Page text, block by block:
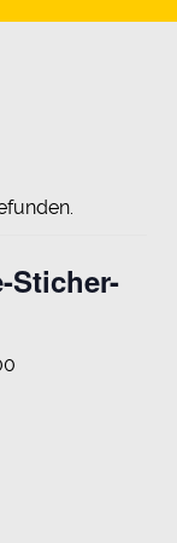
Sticher-